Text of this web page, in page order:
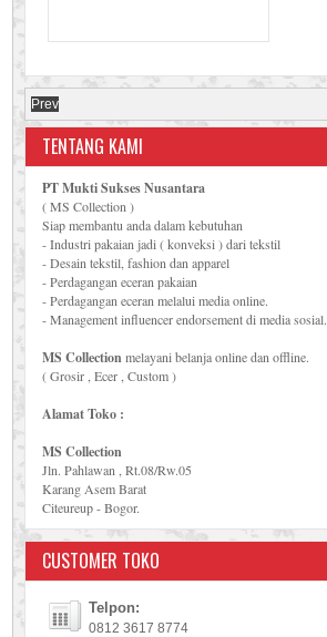
Prev
TENTANG KAMI
PT Mukti Sukses Nusantara
( MS Collection )
Siap membantu anda dalam kebutuhan
- Industri pakaian jadi ( konveksi ) dari tekstil
- Desain tekstil, fashion dan apparel
- Perdagangan eceran pakaian
- Perdagangan eceran melalui media online.
- Management influencer endorsement di media sosial.
MS Collectionmelayani belanja online dan offline.
( Grosir , Ecer , Custom )
Alamat Toko :
MS Collection
Jln. Pahlawan , Rt.08/Rw.05
Karang Asem Barat
Citeureup - Bogor.
CUSTOMER TOKO
Telpon:
0812 3617 8774